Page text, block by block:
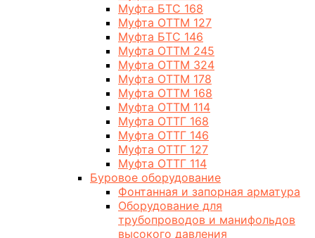
Муфта БТС 168
Муфта ОТТМ 127
Муфта БТС 146
Муфта ОТТМ 245
Муфта ОТТМ 324
Муфта ОТТМ 178
Муфта ОТТМ 168
Муфта ОТТМ 114
Муфта ОТТГ 168
Муфта ОТТГ 146
Муфта ОТТГ 127
Муфта ОТТГ 114
Буровое оборудование
Фонтанная и запорная арматура
Оборудование для
трубопроводов и манифольдов
высокого давления